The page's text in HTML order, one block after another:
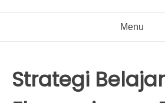
Menu
Strategi Belajar